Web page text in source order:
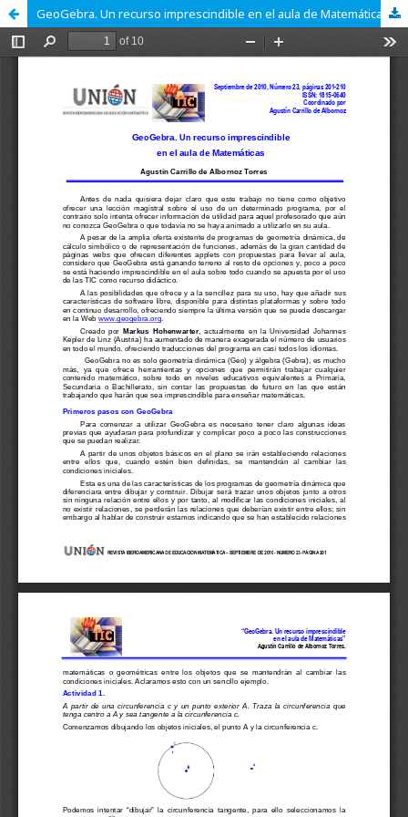
GeoGebra. Un recurso imprescindible en el aula de Matemáticas